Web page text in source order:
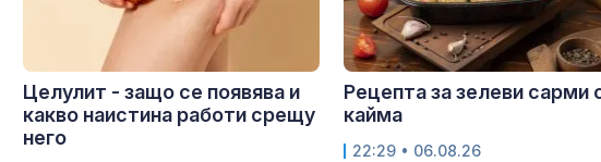
Целулит - защо се появява и
какво наистина работи срещу
него
Рецепта за зелеви сарми
кайма
22:29 • 06.08.26